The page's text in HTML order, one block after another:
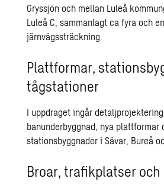
Gryssjön och mellan Luleå
Luleå C, sammanlagt ca fyra och
järnvägssträckning.
Plattformar,
tågstationer
I uppdraget ingår
banunderbyggnad, nya plattformar
stationsbyggnader i Sävar, Bureå
Broar, trafikplatser